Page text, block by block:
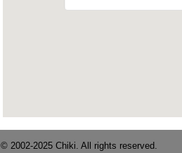
© 2002-2025 Chiki. All rights reserved.